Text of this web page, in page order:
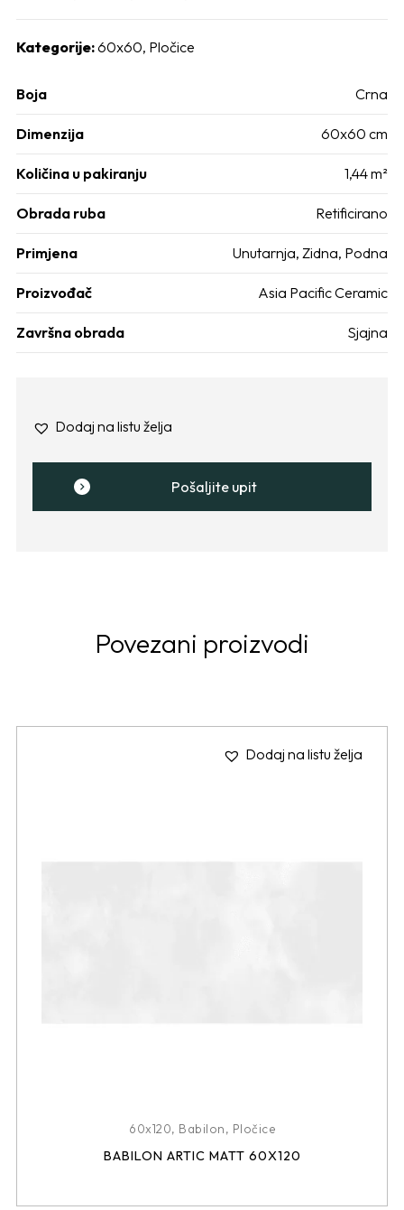
Kategorije:60x60, Pločice
Boja Crna
Dimenzija 60x60 cm
Količina u pakiranju 1,44 m²
Obrada ruba Retificirano
Primjena Unutarnja, Zidna, Podna
Proizvođač Asia Pacific Ceramic
Završna obrada Sjajna
Dodaj na listu želja
Pošaljite upit
Povezani proizvodi
Dodaj na listu želja
60x120, Babilon, Pločice
BABILON ARTIC MATT 60X120